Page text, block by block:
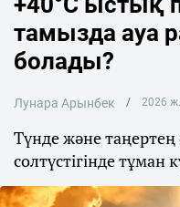
тамызда ауа
болады?
Лунара Арынбек 2026
Түнде және
солтүстігінде тұман